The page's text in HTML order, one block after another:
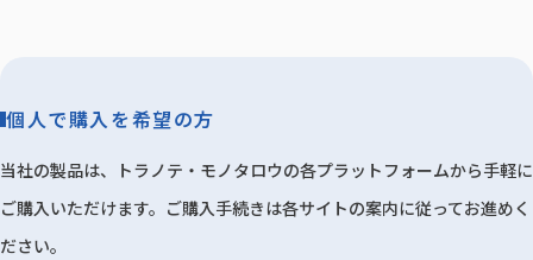
個人で購入を希望の方
当社の製品は、トラノテ・モノタロウの各プラットフォームから手軽に
ご購入いただけます。ご購入手続きは各サイトの案内に従ってお進めく
ださい。